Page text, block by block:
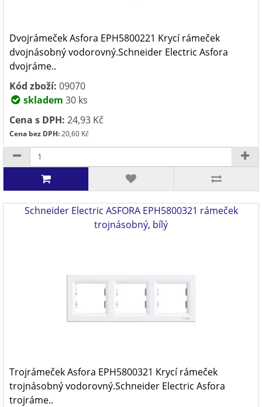
Dvojrámeček Asfora EPH5800221 Krycí rámeček
dvojnásobný vodorovný.Schneider Electric Asfora
dvojráme..
Kód zboží: 09070
skladem 30 ks
Cena s DPH: 24,93 Kč
Cena bez DPH:20,60 Kč
Schneider Electric ASFORA EPH5800321 rámeček
trojnásobný, bílý
Trojrámeček Asfora EPH5800321 Krycí rámeček
trojnásobný vodorovný.Schneider Electric Asfora
trojráme..